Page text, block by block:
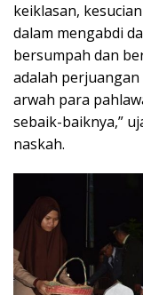
keiklasan,
dalam mengabdi
bersumpah dan
adalah perjuangan
arwah para
sebaik-baiknya,”
naskah.